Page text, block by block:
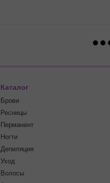
Каталог
Брови
Ресницы
Перманент
Ногти
Депиляция
Уход
Волосы